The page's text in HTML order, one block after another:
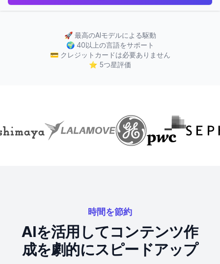
🚀 最高のAIモデルによる駆動
🌍 40以上の言語をサポート
💳 クレジットカードは必要ありません
⭐ 5つ星評価
時間を節約
AIを活用してコンテンツ作
成を劇的にスピードアップ